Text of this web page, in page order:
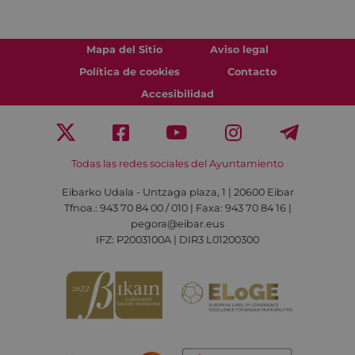
Mapa del Sitio
Aviso legal
Política de cookies
Contacto
Accesibilidad
Todas las redes sociales del Ayuntamiento
Eibarko Udala - Untzaga plaza, 1 | 20600 Eibar
Tfnoa.: 943 70 84 00 / 010 | Faxa: 943 70 84 16 |
pegora@eibar.eus
IFZ: P2003100A | DIR3 L01200300